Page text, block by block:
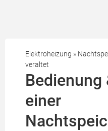
Elektroheizung »
veraltet
Bedienung
einer